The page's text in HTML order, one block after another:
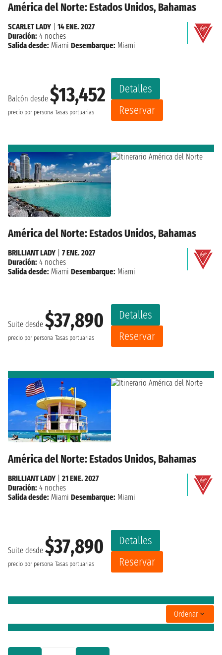
América del Norte: Estados Unidos, Bahamas
Balcón desde $13,452
precio por persona Tasas portuarias
Detalles
Reservar
SCARLET LADY
14 ENE. 2027
Duración: 4 noches
Salida desde: Miami Desembarque: Miami
América del Norte: Estados Unidos, Bahamas
Suite desde $37,890
precio por persona Tasas portuarias
Detalles
Reservar
BRILLIANT LADY
7 ENE. 2027
Duración: 4 noches
Salida desde: Miami Desembarque: Miami
América del Norte: Estados Unidos, Bahamas
Suite desde $37,890
precio por persona Tasas portuarias
Detalles
Reservar
BRILLIANT LADY
21 ENE. 2027
Duración: 4 noches
Salida desde: Miami Desembarque: Miami
Ordenar